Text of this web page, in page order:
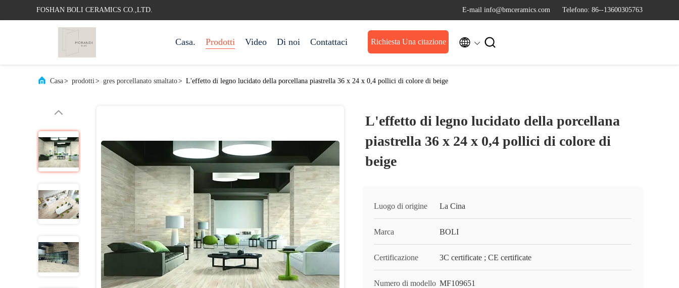
FOSHAN BOLI CERAMICS CO.,LTD. E-mail info@bmceramics.com Telefono: 86--13600305763
Casa. Prodotti Video Di noi Contattaci Richiesta Una citazione  
Casa> prodotti> gres porcellanato smaltato> L'effetto di legno lucidato della porcellana piastrella 36 x 24 x 0,4 pollici di colore di beige
L'effetto di legno lucidato della porcellana
piastrella 36 x 24 x 0,4 pollici di colore di
beige
Luogo di origine La Cina
Marca BOLI
Certificazione 3C certificate ; CE certificate
Numero di modello MF109651